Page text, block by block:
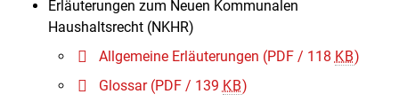
Erläuterungen zum Neuen Kommunalen
Haushaltsrecht (NKHR)
Allgemeine Erläuterungen (PDF / 118 KB)
Glossar(PDF / 139 KB)